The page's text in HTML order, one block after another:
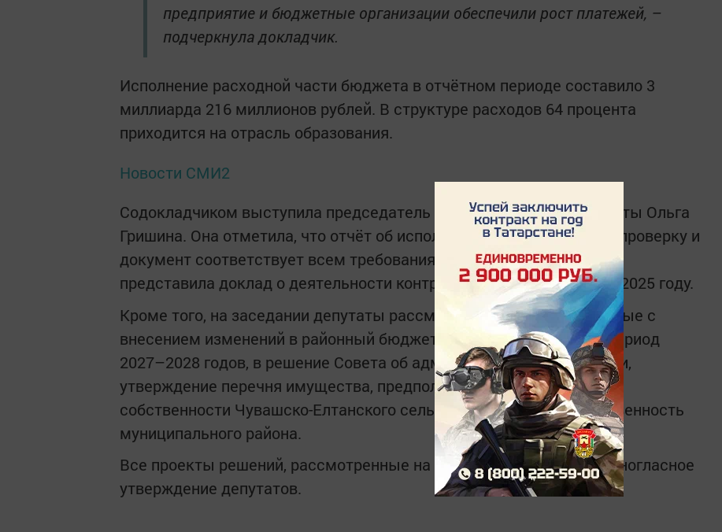
предприятие и бюджетные организации обеспечили рост платежей, –
подчеркнула докладчик.
Исполнение расходной части бюджета в отчётном периоде составило 3
миллиарда 216 миллионов рублей. В структуре расходов 64 процента
приходится на отрасль образования.
Новости СМИ2
Содокладчиком выступила председатель контрольно-счётной палаты Ольга
Гришина. Она отметила, что отчёт об исполнении бюджета прошёл проверку и
документ соответствует всем требованиям. Также Ольга Гришина
представила доклад о деятельности контрольно-счётной палаты в 2025 году.
Кроме того, на заседании депутаты рассмотрели вопросы, связанные с
внесением изменений в районный бюджет 2026 года и плановый период
2027–2028 годов, в решение Совета об административной комиссии,
утверждение перечня имущества, предполагаемого к передаче из
собственности Чувашско-Елтанского сельского поселения в собственность
муниципального района.
Все проекты решений, рассмотренные на заседании, получили единогласное
утверждение депутатов.